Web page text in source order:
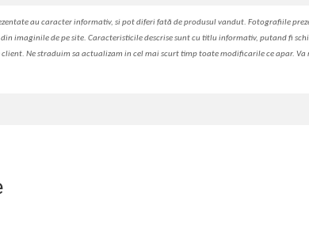
au caracter informativ, si pot diferi fată de produsul vandut. Fotografiile
din imaginile de pe site. Caracteristicile descrise sunt cu titlu informativ, putand fi
client. Ne straduim sa actualizam in cel mai scurt timp toate modificarile ce apar. Va